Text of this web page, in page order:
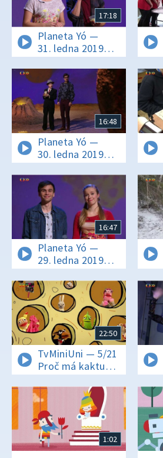
17:18
Planeta Yó —
31. ledna 2019
16:10
16:48
Planeta Yó —
30. ledna 2019
16:11
16:47
Planeta Yó —
29. ledna 2019
16:11
22:50
TvMiniUni — 5/21
Proč má kaktus
trny? Proč mají
myši rády sýr?
1:02